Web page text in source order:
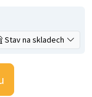
Stav na skladech